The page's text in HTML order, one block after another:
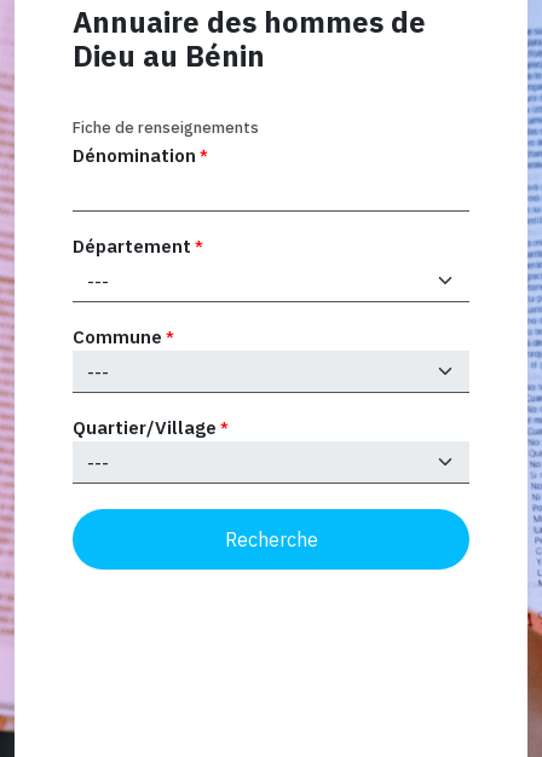
Annuaire des hommes de
Dieu au Bénin
Fiche de renseignements
Dénomination *
Département *
Commune *
Quartier/Village *
Recherche